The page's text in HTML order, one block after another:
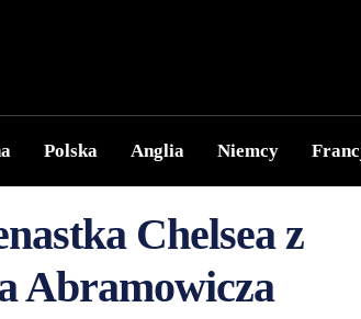
Polska Anglia Niemcy
Chelsea z
Abramowicza